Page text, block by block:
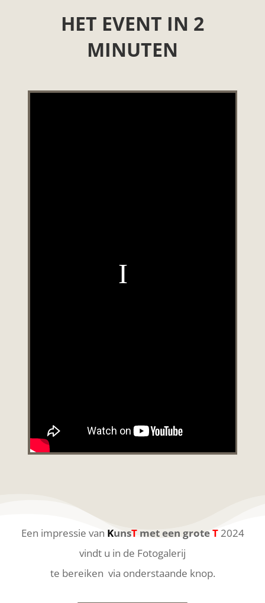
HET EVENT IN 2
MINUTEN
Een impressie van KunsTmet een groteT2024
vindt u in de Fotogalerij
te bereiken via onderstaande knop.